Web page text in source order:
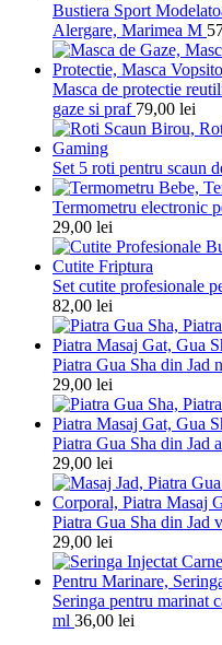
Bustiera Sport
Alergare, Marimea M
Masca de protectie
gaze si praf 79,00 lei
Set 5 roti pentru scaun
Termometru electronic
29,00 lei
Set cutite profesionale
82,00 lei
Piatra Gua Sha din Jad
29,00 lei
Piatra Gua Sha din Jad
29,00 lei
Piatra Gua Sha din Jad
29,00 lei
Seringa pentru marinat
ml 36,00 lei